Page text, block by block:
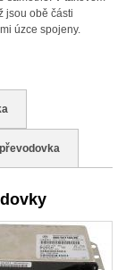
jsou obě části
úzce spojeny.